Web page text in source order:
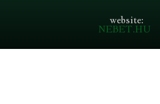
website:
NEBET.HU